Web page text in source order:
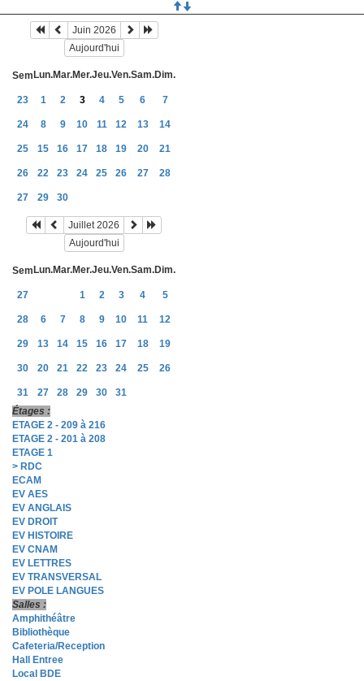
Juin 2026
Aujourd'hui
Sem Lun.Mar.Mer.Jeu.Ven.Sam.Dim.
23 1 2 3 4 5 6 7
24 8 9 10 11 12 13 14
25 15 16 17 18 19 20 21
26 22 23 24 25 26 27 28
27 29 30
Juillet 2026
Aujourd'hui
Sem Lun.Mar.Mer.Jeu.Ven.Sam.Dim.
27 1 2 3 4 5
28 6 7 8 9 10 11 12
29 13 14 15 16 17 18 19
30 20 21 22 23 24 25 26
31 27 28 29 30
31
Étages :
ETAGE 2 - 209 à 216
ETAGE 2 - 201 à 208
ETAGE 1
> RDC
ECAM
EV AES
EV ANGLAIS
EV DROIT
EV HISTOIRE
EV CNAM
EV LETTRES
EV TRANSVERSAL
EV POLE LANGUES
Salles :
Amphithéâtre
Bibliothèque
Cafeteria/Reception
Hall Entree
Local BDE